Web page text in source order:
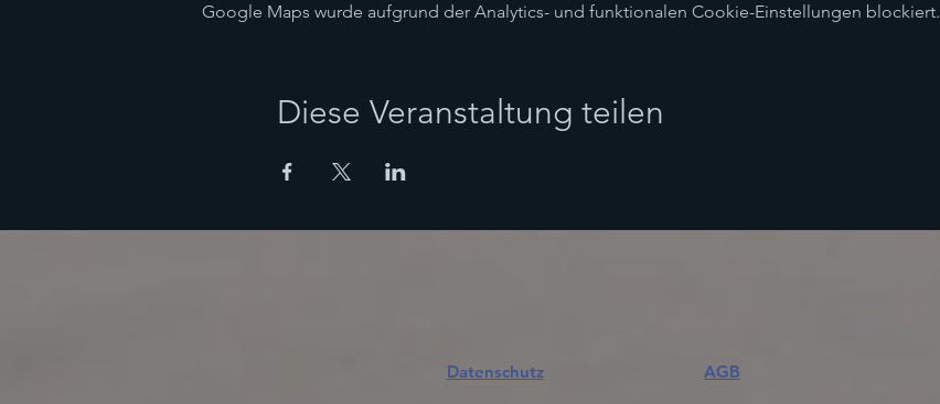
Google Maps wurde aufgrund der Analytics- und funktionalen Cookie-Einstellungen blockiert.
Diese Veranstaltung teilen
Datenschutz AGB